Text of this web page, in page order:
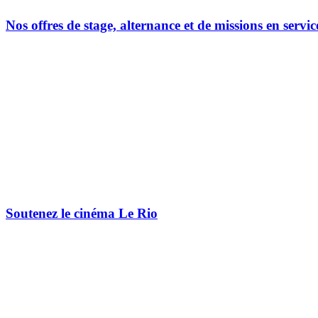
Nos offres de stage, alternance et de missions en
Soutenez le cinéma Le Rio